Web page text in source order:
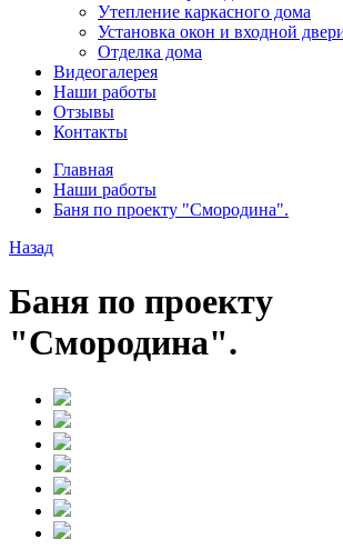
Утепление каркасного дома
Установка окон и входной
Отделка дома
Видеогалерея
Наши работы
Отзывы
Контакты
Главная
Наши работы
Баня по проекту "Смородина".
Назад
Баня по проекту
"Смородина".